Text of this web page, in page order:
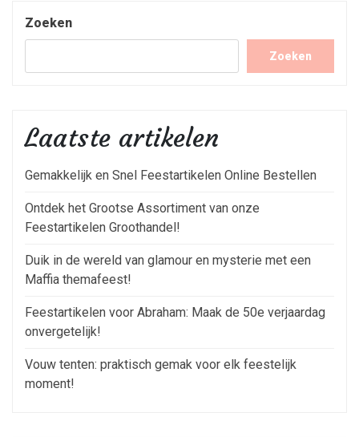
Zoeken
Zoeken
Laatste artikelen
Gemakkelijk en Snel Feestartikelen Online Bestellen
Ontdek het Grootse Assortiment van onze
Feestartikelen Groothandel!
Duik in de wereld van glamour en mysterie met een
Maffia themafeest!
Feestartikelen voor Abraham: Maak de 50e verjaardag
onvergetelijk!
Vouw tenten: praktisch gemak voor elk feestelijk
moment!